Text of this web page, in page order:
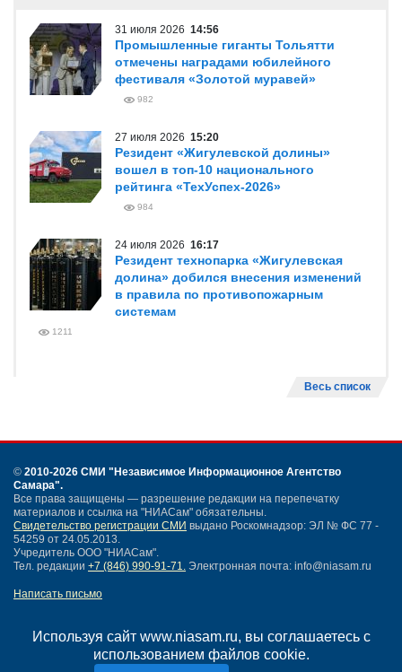
Используя сайт www.niasam.ru, вы соглашаетесь с
использованием файлов cookie.
31 июля 2026 14:56
Промышленные гиганты Тольятти
отмечены наградами юбилейного
фестиваля «Золотой муравей»
982
27 июля 2026 15:20
Резидент «Жигулевской долины»
вошел в топ-10 национального
рейтинга «ТехУспех-2026»
984
24 июля 2026 16:17
Резидент технопарка «Жигулевская
долина» добился внесения изменений
в правила по противопожарным
системам
1211
Весь список
© 2010-2026 СМИ "Независимое Информационное Агентство
Самара".
Все права защищены — разрешение редакции на перепечатку
материалов и ссылка на "НИАСам" обязательны.
Свидетельство регистрации СМИ выдано Роскомнадзор: ЭЛ № ФС 77 -
54259 от 24.05.2013.
Учредитель ООО "НИАСам".
Тел. редакции +7 (846) 990-91-71. Электронная почта: info@niasam.ru
Написать письмо
Нашли ошибку?
Политика конфиденциальности
Согласие на обработку персональных данных